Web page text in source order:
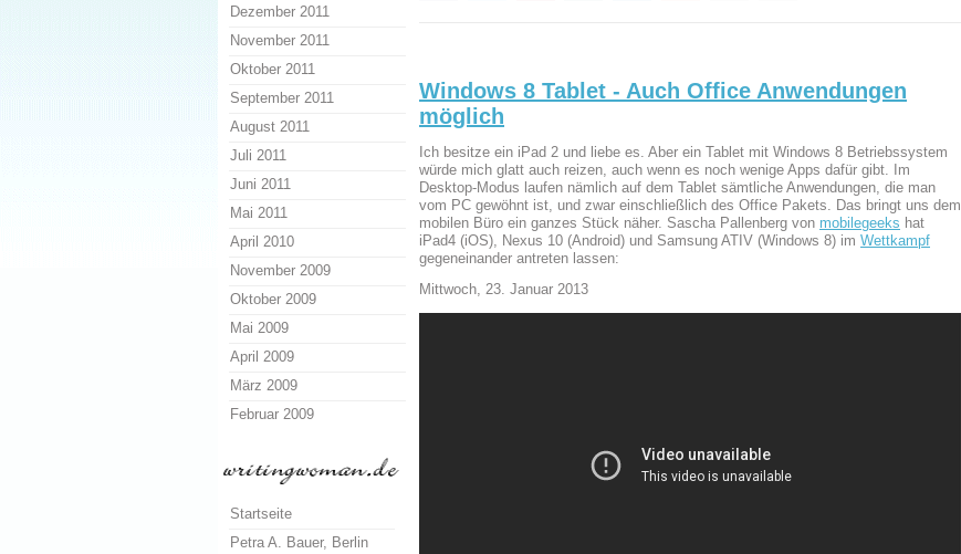
Windows 8 Tablet - Auch Office Anwendungen
möglich
Ich besitze ein iPad 2 und liebe es. Aber ein Tablet mit Windows 8 Betriebssystem
würde mich glatt auch reizen, auch wenn es noch wenige Apps dafür gibt. Im
Desktop-Modus laufen nämlich auf dem Tablet sämtliche Anwendungen, die man
vom PC gewöhnt ist, und zwar einschließlich des Office Pakets. Das bringt uns dem
mobilen Büro ein ganzes Stück näher. Sascha Pallenberg von mobilegeeks hat
iPad4 (iOS), Nexus 10 (Android) und Samsung ATIV (Windows 8) im Wettkampf
gegeneinander antreten lassen:
Mittwoch, 23. Januar 2013
Dezember 2011
November 2011
Oktober 2011
September 2011
August 2011
Juli 2011
Juni 2011
Mai 2011
April 2010
November 2009
Oktober 2009
Mai 2009
April 2009
März 2009
Februar 2009
Startseite
Petra A. Bauer, Berlin